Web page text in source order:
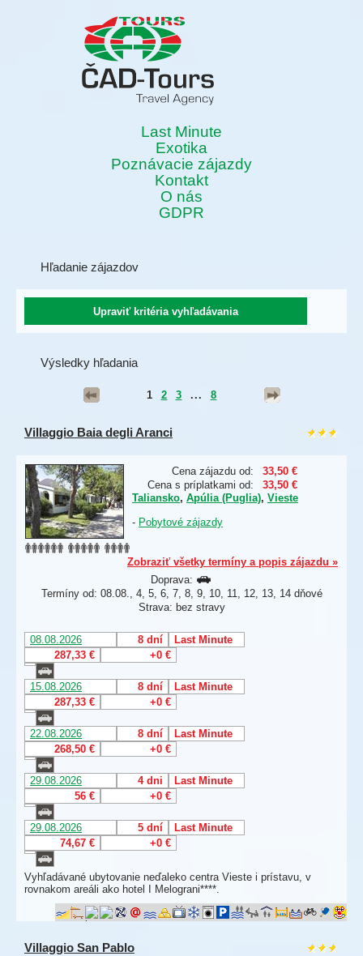
Last Minute
Exotika
Poznávacie zájazdy
Kontakt
O nás
GDPR
Hľadanie zájazdov
Výsledky hľadania
1 2 3 ... 8
Villaggio Baia degli Aranci
Cena zájazdu od:
33,50 €
Cena s príplatkami od:
33,50 €
Taliansko, Apúlia (Puglia), Vieste
- Pobytové zájazdy
Zobraziť všetky termíny a popis zájazdu »
Doprava:
Termíny od: 08.08., 4, 5, 6, 7, 8, 9, 10, 11, 12, 13, 14 dňové
Strava: bez stravy
08.08.2026 8 dní
Last Minute
287,33 €
+0 €
15.08.2026 8 dní
Last Minute
287,33 €
+0 €
22.08.2026 8 dní
Last Minute
268,50 €
+0 €
29.08.2026 4 dni
Last Minute
56 €
+0 €
29.08.2026 5 dní
Last Minute
74,67 €
+0 €
Vyhľadávané ubytovanie neďaleko centra Vieste i prístavu, v
rovnakom areáli ako hotel I Melograni****.
Villaggio San Pablo